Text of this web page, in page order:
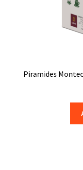
Piramides